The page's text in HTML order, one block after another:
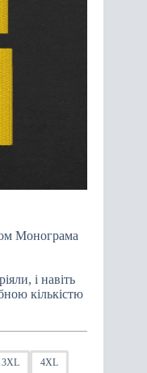
Монограма
і навіть
кількістю
3XL 4XL